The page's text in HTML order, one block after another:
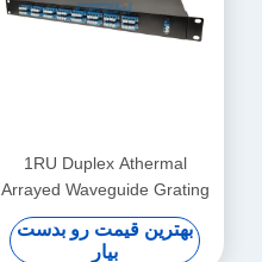
1RU Duplex Athermal
Arrayed Waveguide Grating
Mux Demux
بهترین قیمت رو بدست
بیار